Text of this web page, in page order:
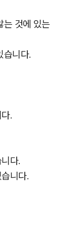
는 것에 있는
습니다.
.
다.
니다.